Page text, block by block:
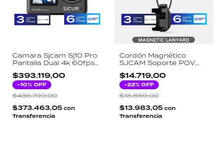
Camara Sjcam Sj10 Pro
Pantalla Dual 4k 60fps
Wifi 1300 Mah Negro
$393.119,00
-10% OFF
$436.799,00
$373.463,05 con
Transferencia
Cordón Magnético
SJCAM Soporte POV
Acción Compatible
C300 C300 Pocket
C400 Negro
$14.719,00
-22% OFF
$18.859,00
$13.983,05 con
Transferencia